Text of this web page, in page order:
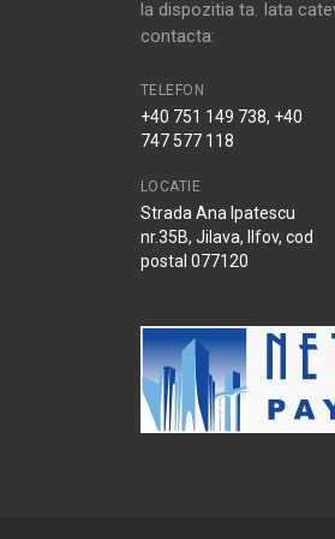
la dispozitia ta. Iata
contacta:
TELEFON
+40 751 149 738, +40
747 577 118
LOCATIE
Strada Ana Ipatescu
nr.35B, Jilava, Ilfov, cod
postal 077120